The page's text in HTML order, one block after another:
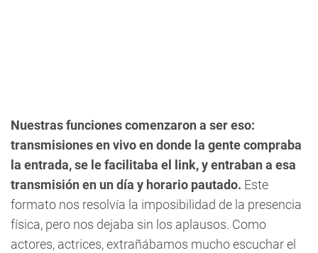
Nuestras funciones comenzaron a ser eso:
transmisiones en vivo en donde la gente compraba
la entrada, se le facilitaba el link, y entraban a esa
transmisión en un día y horario pautado. Este
formato nos resolvía la imposibilidad de la presencia
física, pero nos dejaba sin los aplausos. Como
actores, actrices, extrañábamos mucho escuchar el